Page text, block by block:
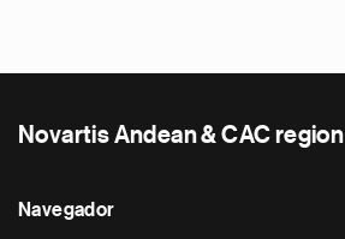
Novartis Andean & CAC region
Navegador